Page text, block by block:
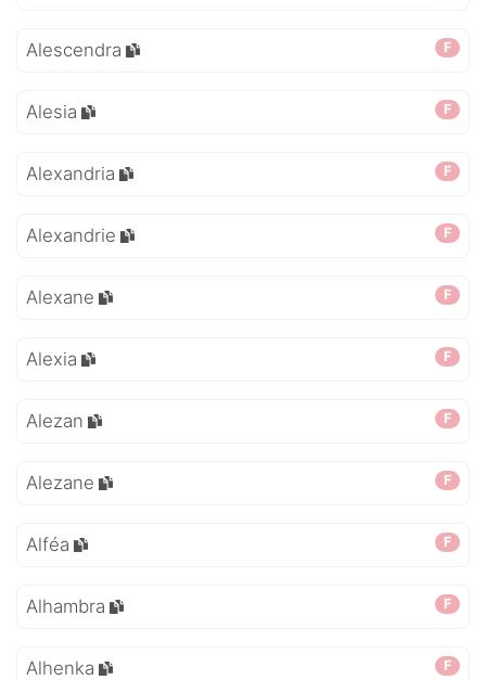
F
Alescendra
F
Alesia
F
Alexandria
F
Alexandrie
F
Alexane
F
Alexia
F
Alezan
F
Alezane
F
Alféa
F
Alhambra
F
Alhenka